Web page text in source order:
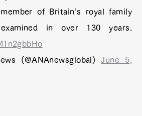
of Britain’s royal family
in over 130 years.
(@ANAnewsglobal)June 5,